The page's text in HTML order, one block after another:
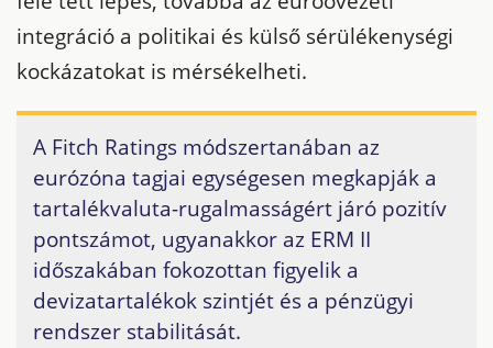
integráció a politikai és külső sérülékenységi
kockázatokat is mérsékelheti.
A Fitch Ratings módszertanában az
eurózóna tagjai egységesen megkapják a
tartalékvaluta-rugalmasságért járó pozitív
pontszámot, ugyanakkor az ERM II
időszakában fokozottan figyelik a
devizatartalékok szintjét és a pénzügyi
rendszer stabilitását.